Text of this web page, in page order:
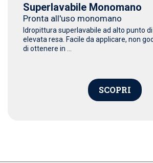
Superlavabile Monomano
Pronta all'uso monomano
Idropittura superlavabile ad alto punto
elevata resa. Facile da applicare, non
di ottenere in ...
SCOPRI